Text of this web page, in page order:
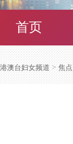
首页
港澳台妇女频道 > 焦点